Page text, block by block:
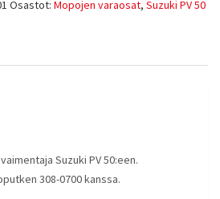
Osastot: Mopojen varaosat, Suzuki PV 50
Suzuki PV 50:een.
308-0700 kanssa.